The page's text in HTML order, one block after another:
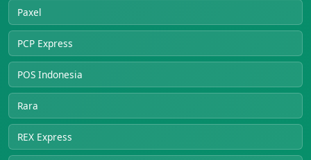
Paxel
PCP Express
POS Indonesia
Rara
REX Express